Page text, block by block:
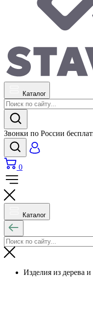
Каталог
Звонки по России
0
Каталог
Изделия из дерева